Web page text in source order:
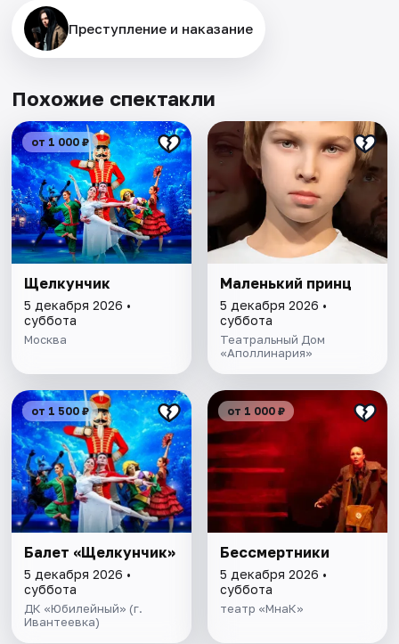
Преступление и наказание
Похожие спектакли
от 1 000 ₽
Щелкунчик
5 декабря 2026 •
суббота
Москва
Маленький принц
5 декабря 2026 •
суббота
Театральный Дом
«Аполлинария»
от 1 500 ₽
Балет «Щелкунчик»
5 декабря 2026 •
суббота
ДК «Юбилейный» (г.
Ивантеевка)
от 1 000 ₽
Бессмертники
5 декабря 2026 •
суббота
театр «МнаК»